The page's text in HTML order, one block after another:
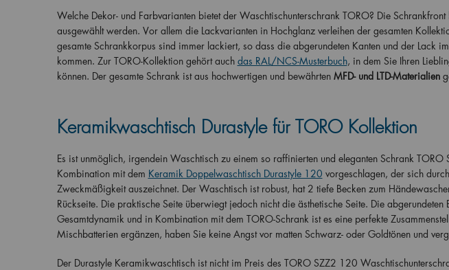
Welche Dekor- und Farbvarianten bietet der Waschtischunterschrank TORO? Die Schrankfront
ausgewählt werden. Vor allem die Lackvarianten in Hochglanz verleihen der gesamten
gesamte Schrankkorpus sind immer lackiert, so dass die abgerundeten Kanten und der Lack
kommen. Zur TORO-Kollektion gehört auch das RAL/NCS-Musterbuch, in dem Sie Ihren
können. Der gesamte Schrank ist aus hochwertigen und bewährten MFD- und LTD-Materialien
Keramikwaschtisch Durastyle für TORO Kollektion
Es ist unmöglich, irgendein Waschtisch zu einem so raffinierten und eleganten Schrank
Kombination mit dem Keramik Doppelwaschtisch Durastyle 120 vorgeschlagen, der sich
Zweckmäßigkeit auszeichnet. Der Waschtisch ist robust, hat 2 tiefe Becken zum
Rückseite. Die praktische Seite überwiegt jedoch nicht die ästhetische Seite. Die abgerundeten
Gesamtdynamik und in Kombination mit dem TORO-Schrank ist es eine perfekte
Mischbatterien ergänzen, haben Sie keine Angst vor matten Schwarz- oder Goldtönen und
Der Durastyle Keramikwaschtisch ist nicht im Preis des TORO SZZ2 120